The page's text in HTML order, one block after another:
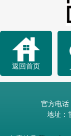
返回首页
官方电话
地址：